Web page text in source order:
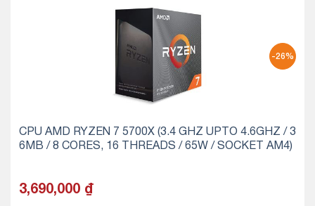
-26%
CPU AMD RYZEN 7 5700X (3.4 GHZ UPTO 4.6GHZ / 3
6MB / 8 CORES, 16 THREADS / 65W / SOCKET AM4)
3,690,000 ₫